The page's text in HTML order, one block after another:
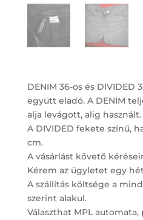
DENIM 36-os és
együtt eladó. A DENIM
alja levágott, alig használt.
A DIVIDED fekete színű,
cm.
A vásárlást követő
Kérem az ügyletet egy
A szállítás költsége a
szerint alakul.
Választhat MPL